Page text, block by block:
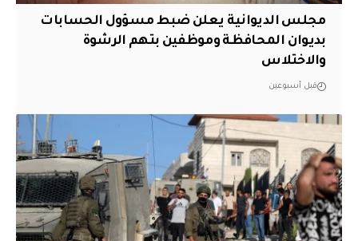
مجلس الديوانية يعلن ضبط مسؤول الحسابات
بديوان المحافظة وموظفين بتهم الرشوة
والاختلاس
قبل أسبوعين